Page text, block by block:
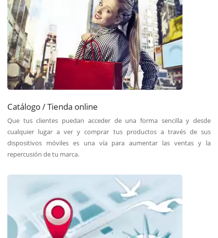
Catálogo / Tienda online
Que tus clientes puedan acceder de una forma sencilla y desde
cualquier lugar a ver y comprar tus productos a través de sus
dispositivos móviles es una vía para aumentar las ventas y la
repercusión de tu marca.